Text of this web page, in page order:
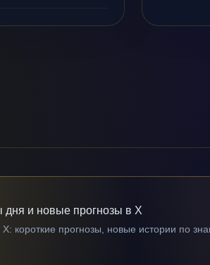
дня и новые прогнозы в X
короткие прогнозы, новые истории по